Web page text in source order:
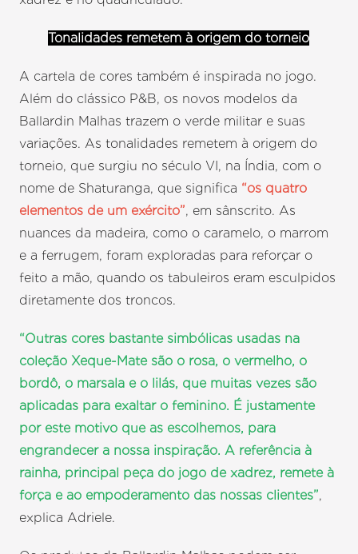
Tonalidades remetem à origem do torneio
A cartela de cores também é inspirada no jogo.
Além do clássico P&B, os novos modelos da
Ballardin Malhas trazem o verde militar e suas
variações. As tonalidades remetem à origem do
torneio, que surgiu no século VI, na Índia, com o
nome de Shaturanga, que significa “os quatro
elementos de um exército”, em sânscrito. As
nuances da madeira, como o caramelo, o marrom
e a ferrugem, foram exploradas para reforçar o
feito a mão, quando os tabuleiros eram esculpidos
diretamente dos troncos.
“Outras cores bastante simbólicas usadas na
coleção Xeque-Mate são o rosa, o vermelho, o
bordô, o marsala e o lilás, que muitas vezes são
aplicadas para exaltar o feminino. É justamente
por este motivo que as escolhemos, para
engrandecer a nossa inspiração. A referência à
rainha, principal peça do jogo de xadrez, remete à
força e ao empoderamento das nossas clientes”,
explica Adriele.